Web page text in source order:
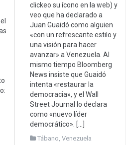
clickeo su ícono en la web) y
veo que ha declarado a
Juan Guaidó como alguien
«con un refrescante estilo y
una visión para hacer
avanzar» a Venezuela. Al
mismo tiempo Bloomberg
News insiste que Guaidó
intenta «restaurar la
democracia», y el Wall
Street Journal lo declara
como «nuevo líder
democrático». […]
Tábano Venezuela